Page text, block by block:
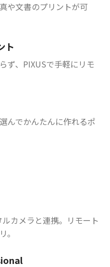
や文書のプリントが可
ト
ず、PIXUSで手軽にリモ
んでかんたんに作れるポ
カメラと連携。リモート
。